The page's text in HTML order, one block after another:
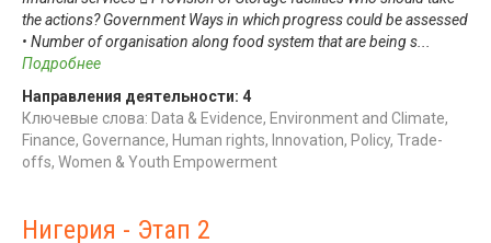
the actions? Government Ways in which progress could be assessed
• Number of organisation along food system that are being s
Подробнее
Направления деятельности: 4
Ключевые слова: Data & Evidence, Environment and Climate,
Finance, Governance, Human rights, Innovation, Policy, Trade-
offs, Women & Youth Empowerment
Нигерия - Этап 2